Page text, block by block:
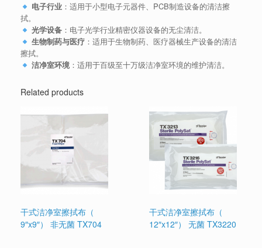
电子行业：适用于小型电子元器件、PCB制造设备的清洁擦
拭。
光学设备：电子光学行业精密仪器设备的无尘清洁。
生物制药与医疗：适用于生物制药、医疗器械生产设备的清洁
擦拭。
洁净室环境：适用于百级至十万级洁净室环境的维护清洁。
Related products
干式洁净室擦拭布（
9″x9″） 非无菌 TX704
干式洁净室擦拭布（
12″x12″） 无菌 TX3220